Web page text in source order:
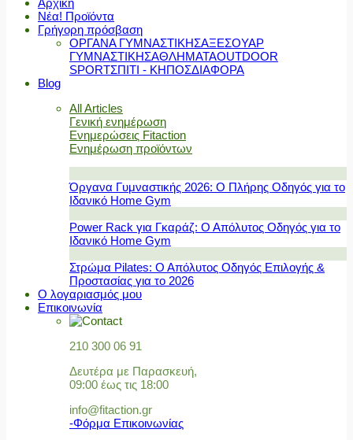
Αρχική
Νέα! Προϊόντα
Γρήγορη πρόσβαση
ΟΡΓΑΝΑ ΓΥΜΝΑΣΤΙΚΗΣΑΞΕΣΟΥΑΡ
ΓΥΜΝΑΣΤΙΚΗΣΑΘΛΗΜΑΤΑOUTDOOR
SPORTΣΠΙΤΙ - ΚΗΠΟΣΔΙΑΦΟΡΑ
Blog
All Articles
Γενική ενημέρωση
Ενημερώσεις Fitaction
Ενημέρωση προϊόντων
Όργανα Γυμναστικής 2026: Ο Πλήρης Οδηγός για το
Ιδανικό Home Gym
Power Rack για Γκαράζ: Ο Απόλυτος Οδηγός για το
Ιδανικό Home Gym
Στρώμα Pilates: Ο Απόλυτος Οδηγός Επιλογής &
Προστασίας για το 2026
Ο λογαριασμός μου
Επικοινωνία
210 300 06 91
Δευτέρα με Παρασκευή,
09:00 έως τις 18:00
info@fitaction.gr
-Φόρμα Επικοινωνίας